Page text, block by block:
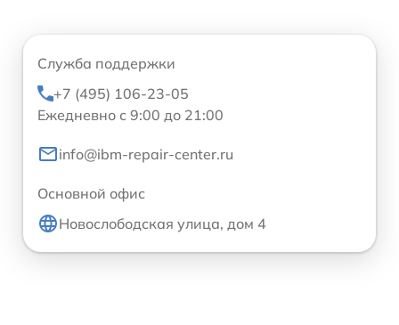
Служба поддержки
+7 (495) 106-23-05
Ежедневно с 9:00 до 21:00
info@ibm-repair-center.ru
Основной офис
Новослободская улица, дом 4